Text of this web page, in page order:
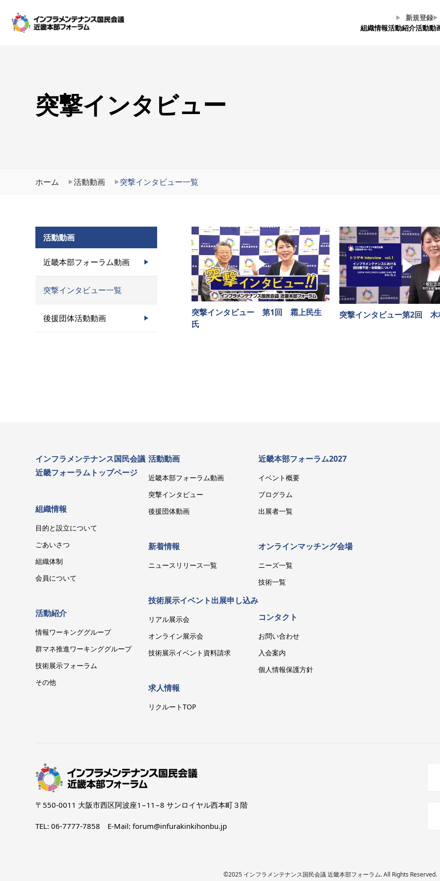
新規登録
組織情報活動紹介活動動
突撃インタビュー
ホーム 活動動画 突撃インタビュー一覧
活動動画
近畿本部フォーラム動画
突撃インタビュー一覧
後援団体活動動画
突撃インタビュー 第1回 霜上民生
氏
突撃インタビュー第2回 木
インフラメンテナンス国民会議
近畿フォーラムトップページ
組織情報
目的と設立について
ごあいさつ
組織体制
会員について
活動紹介
情報ワーキンググループ
群マネ推進ワーキンググループ
技術展示フォーラム
その他
活動動画
近畿本部フォーラム動画
突撃インタビュー
後援団体動画
新着情報
ニュースリリース一覧
技術展示イベント出展申し込み
リアル展示会
オンライン展示会
技術展示イベント資料請求
求人情報
リクルートTOP
近畿本部フォーラム2027
イベント概要
プログラム
出展者一覧
オンラインマッチング会場
ニーズ一覧
技術一覧
コンタクト
お問い合わせ
入会案内
個人情報保護方針
〒550-0011 大阪市西区阿波座1−11−8 サンロイヤル西本町３階
TEL: 06-7777-7858 E-Mail: forum@infurakinkihonbu.jp
©2025 インフラメンテナンス国民会議 近畿本部フォーラム. All Rights Reserved.